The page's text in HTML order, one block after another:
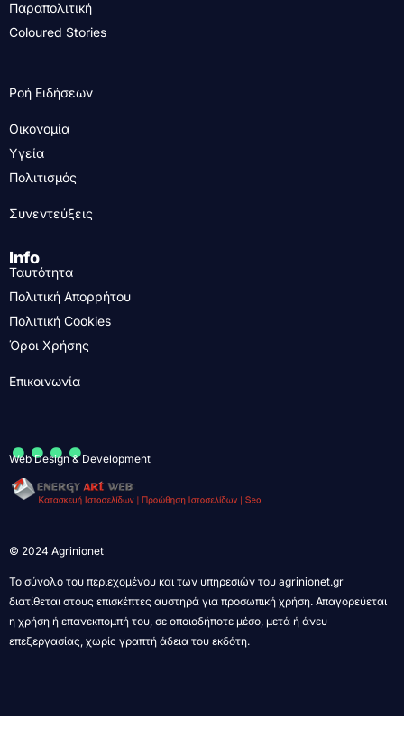
Παραπολιτική
Coloured Stories
Ροή Ειδήσεων
Οικονομία
Υγεία
Πολιτισμός
Συνεντεύξεις
Info
Ταυτότητα
Πολιτική Απορρήτου
Πολιτική Cookies
Όροι Χρήσης
Επικοινωνία
....
Web Design & Development
© 2024 Agrinionet
Το σύνολο του περιεχομένου και των υπηρεσιών του agrinionet.gr
διατίθεται στους επισκέπτες αυστηρά για προσωπική χρήση. Απαγορεύεται
η χρήση ή επανεκπομπή του, σε οποιοδήποτε μέσο, μετά ή άνευ
επεξεργασίας, χωρίς γραπτή άδεια του εκδότη.